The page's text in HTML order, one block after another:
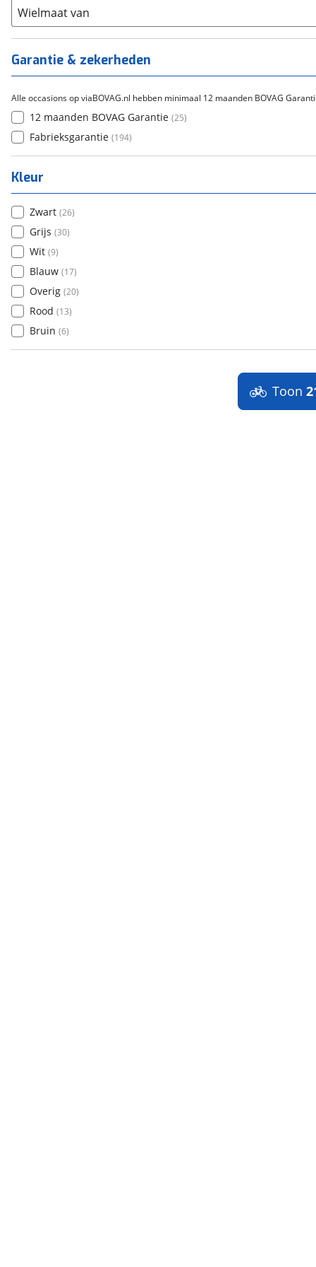
Overig ( 0)
Staal (11)
Tica
Wielmaat van
Garantie & zekerheden
Alle occasions op viaBOVAG.nl hebben minimaal 12 maanden BOVAG
12 maanden BOVAG Garantie (25)
Fabrieksgarantie (194)
Kleur
Zwart (26)
Grijs (30)
Wit (9)
Blauw (17)
Overig (20)
Rood (13)
Bruin (6)
Toon